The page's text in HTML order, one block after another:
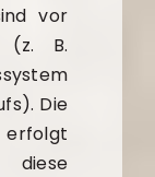
vor
(z. B.
Die
diese